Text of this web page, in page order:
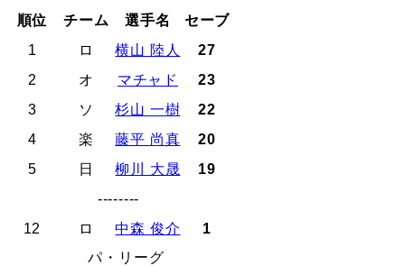
順位
チーム 選手名
セーブ
1
ロ 横山 陸人
27
2
オ マチャド
23
3
ソ 杉山 一樹
22
4
楽 藤平 尚真
20
5
日 柳川 大晟
19
--------
12
ロ 中森 俊介
1
パ・リーグ